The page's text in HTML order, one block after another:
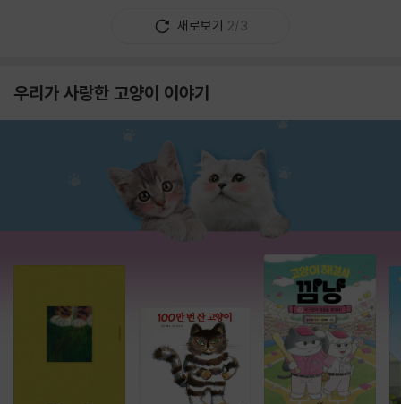
새로보기 2/3
우리가 사랑한 고양이 이야기